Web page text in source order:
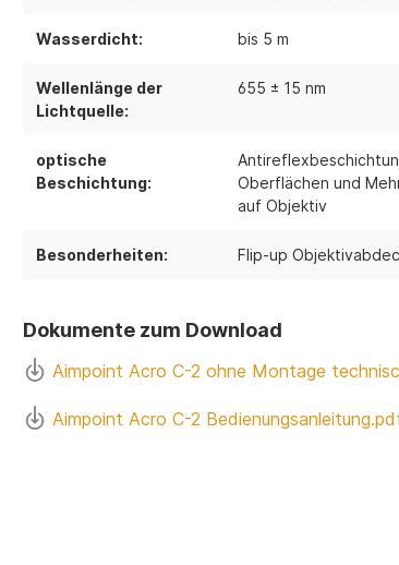
Wasserdicht: bis 5 m
Wellenlänge der
Lichtquelle:
655 ± 15 nm
optische
Beschichtung:
Oberflächen und
auf Objektiv
Besonderheiten: Flip-up
Dokumente zum Download
Aimpoint Acro C-2 ohne Montage
Aimpoint Acro C-2